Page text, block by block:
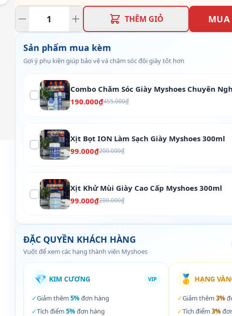
THÊM GIỎ MUA
Sản phẩm mua kèm
Gợi ý phụ kiện giúp bảo vệ và chăm sóc đôi giày tốt hơn
Combo Chăm Sóc Giày Myshoes Chuyên
190.000₫455.000₫
Xịt Bọt ION Làm Sạch Giày Myshoes 300ml
99.000₫200.000₫
Xịt Khử Mùi Giày Cao Cấp Myshoes 300ml
99.000₫200.000₫
ĐẶC QUYỀN KHÁCH HÀNG
Vuốt để xem các hạng thành viên Myshoes
💎 KIM CƯƠNG VIP
✓Giảm thêm 5%đơn hàng
✓Tích điểm 5%đơn hàng
🥇 HẠNG
✓Giảm thêm 3%
✓Tích điểm 3%